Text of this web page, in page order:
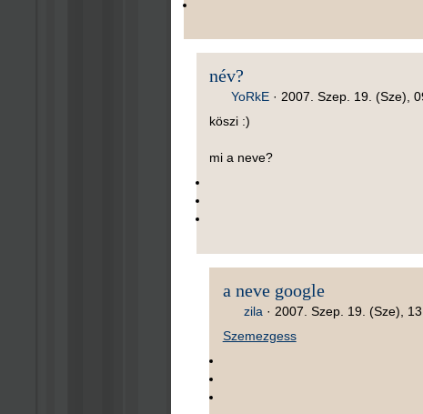
név?
YoRkE · 2007. Szep. 19. (Sze),
köszi :)
mi a neve?
a neve google
zila · 2007. Szep. 19. (Sze),
Szemezgess